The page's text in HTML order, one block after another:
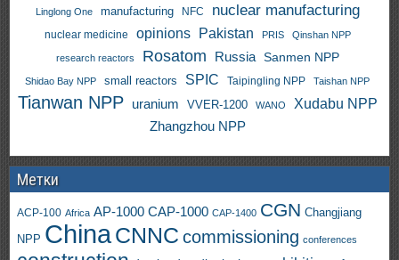
Linglong One manufacturing NFC nuclear manufacturing
nuclear medicine opinions Pakistan PRIS Qinshan NPP
research reactors Rosatom Russia Sanmen NPP
Shidao Bay NPP small reactors SPIC Taipingling NPP Taishan NPP
Tianwan NPP uranium VVER-1200 WANO
Xudabu NPP
Zhangzhou NPP
Метки
ACP-100 Africa AP-1000 CAP-1000 CAP-1400 CGN Changjiang
NPP ChinaCNNC commissioning conferences